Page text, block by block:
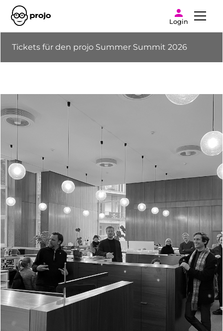
Login
Tickets für den projo Summer Summit 2026